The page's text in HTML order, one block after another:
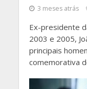
3 meses atrás
Ex-presidente
2003 e 2005,
principais
comemorativa